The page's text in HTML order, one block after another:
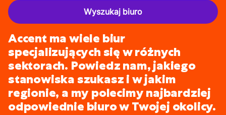
Wyszukaj biuro
Accent ma wiele biur
specjalizujących się w różnych
sektorach. Powiedz nam, jakiego
stanowiska szukasz i w jakim
regionie, a my polecimy najbardziej
odpowiednie biuro w Twojej okolicy.